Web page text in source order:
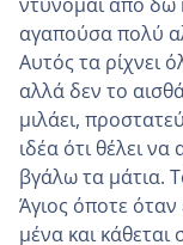
αγαπούσα πολύ
Αυτός τα ρίχνει
αλλά δεν το
μιλάει,
ιδέα ότι θέλει
βγάλω τα μάτια.
Άγιος όποτε
μένα και κάθεται